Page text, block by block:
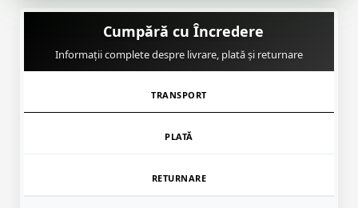
Cumpără cu Încredere
Informații complete despre livrare, plată și returnare
TRANSPORT
PLATĂ
RETURNARE